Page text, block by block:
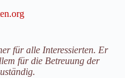
für alle Interessierten. Er
für die Betreuung der